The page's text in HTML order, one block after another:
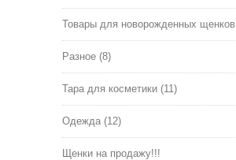
Товары для новорожденных щенков
Разное (8)
Тара для косметики (11)
Одежда (12)
Щенки на продажу!!!